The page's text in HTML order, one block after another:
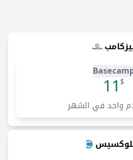
$
11
واحد في الشهر